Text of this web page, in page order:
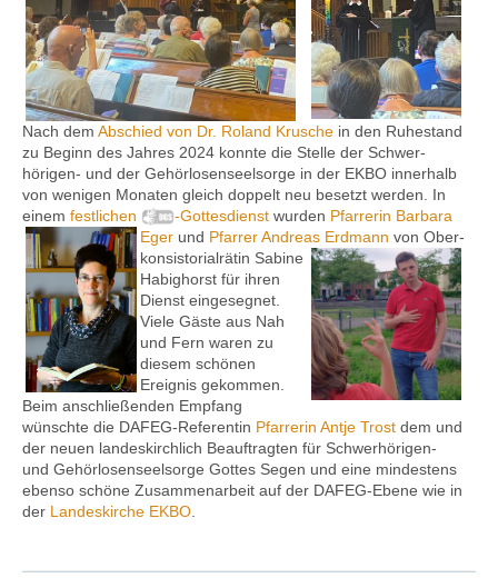
Themen
Kontakt
Nach dem Abschied von Dr. Roland Krusche in den Ruhe­­stand
zu Beginn des Jahres 2024 konnte die Stelle der Schwer­
hörigen- und der Gehör­losen­seel­sorge in der EKBO innerhalb
von wenigen Monaten gleich doppelt neu besetzt werden. In
einem fest­lichen -Gottes­dienst wurden Pfarrerin Barbara
Eger und Pfarrer Andreas Erd­mann von Ober­
kon­sistorial­rätin Sabine
Habig­horst für ihren
Dienst ein­geseg­net.
Viele Gäste aus Nah
und Fern waren zu
diesem schönen
Ereignis gekommen.
Beim an­schließen­den Empfang
wünschte die DAFEG-Refe­rentin Pfarrerin Antje Trost dem und
der neuen landes­kirch­lich Beauf­­tragten für Schwer­­hörigen­-
und Gehör­losen­­seel­sorge Gottes Segen und eine mindestens
ebenso schöne Zusammen­arbeit auf der DAFEG-Ebene wie in
der Landeskirche EKBO